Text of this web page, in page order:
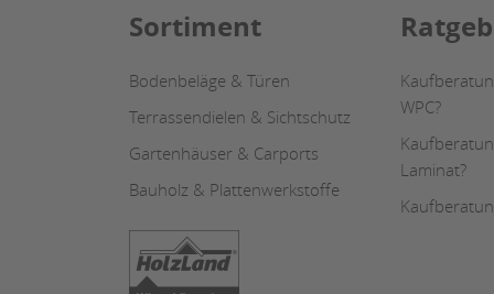
Sortiment
Bodenbeläge & Türen
Terrassendielen & Sichtschutz
Gartenhäuser & Carports
Bauholz & Plattenwerkstoffe
WPC?
Laminat?